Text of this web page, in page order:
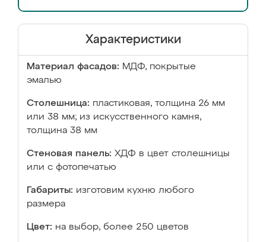
Характеристики
Материал фасадов: МДФ, покрытые
эмалью
Столешница: пластиковая, толщина 26 мм
или 38 мм; из искусственного камня,
толщина 38 мм
Стеновая панель: ХДФ в цвет столешницы
или с фотопечатью
Габариты: изготовим кухню любого
размера
Цвет: на выбор, более 250 цветов